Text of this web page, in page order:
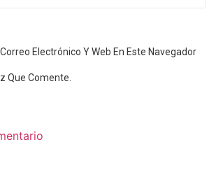
Electrónico Y Web En Este Navegador
Que Comente.